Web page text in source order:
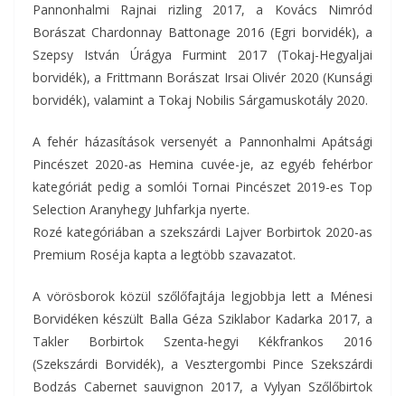
Pannonhalmi Rajnai rizling 2017, a Kovács Nimród
Borászat Chardonnay Battonage 2016 (Egri borvidék), a
Szepsy István Úrágya Furmint 2017 (Tokaj-Hegyaljai
borvidék), a Frittmann Borászat Irsai Olivér 2020 (Kunsági
borvidék), valamint a Tokaj Nobilis Sárgamuskotály 2020.
A fehér házasítások versenyét a Pannonhalmi Apátsági
Pincészet 2020-as Hemina cuvée-je, az egyéb fehérbor
kategóriát pedig a somlói Tornai Pincészet 2019-es Top
Selection Aranyhegy Juhfarkja nyerte.
Rozé kategóriában a szekszárdi Lajver Borbirtok 2020-as
Premium Roséja kapta a legtöbb szavazatot.
A vörösborok közül szőlőfajtája legjobbja lett a Ménesi
Borvidéken készült Balla Géza Sziklabor Kadarka 2017, a
Takler Borbirtok Szenta-hegyi Kékfrankos 2016
(Szekszárdi Borvidék), a Vesztergombi Pince Szekszárdi
Bodzás Cabernet sauvignon 2017, a Vylyan Szőlőbirtok